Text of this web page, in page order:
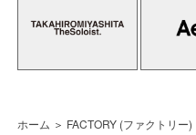
ホーム ＞ FACTORY (ファクトリー)